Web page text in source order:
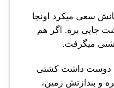
سعی میکرد اونجا
جایی بره. اگر هم
میگرفت.
نه دوست داشت کشتی
و بندازتش زمین،